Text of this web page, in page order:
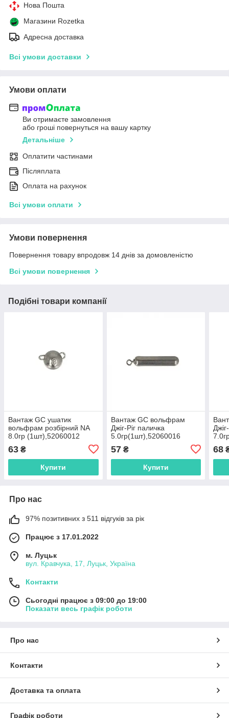
Нова Пошта
Магазини Rozetka
Адресна доставка
Всі умови доставки
Умови оплати
Ви отримаєте замовлення
або гроші повернуться на вашу картку
Детальніше
Оплатити частинами
Післяплата
Оплата на рахунок
Всі умови оплати
Умови повернення
Повернення товару впродовж 14 днів за домовленістю
Всі умови повернення
Подібні товари компанії
Вантаж GC ушатик
вольфрам розбірний NA
8.0гр (1шт),52060012
63 ₴
Купити
Вантаж GC вольфрам
Джіг-Ріг паличка
5.0гр(1шт),52060016
57₴
Купити
68
Про нас
97% позитивних з 511 відгуків за рік
Працює з 17.01.2022
м. Луцьк
вул. Кравчука, 17, Луцьк, Україна
Контакти
Сьогодні працює з 09:00 до 19:00
Показати весь графік роботи
Про нас
Контакти
Доставка та оплата
Графік роботи